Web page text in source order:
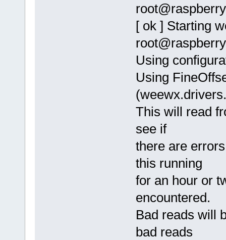
[ ok ] Starting
Using
Using
This will read
see if
there are
this running
for an hour or
encountered.
Bad reads will
bad reads